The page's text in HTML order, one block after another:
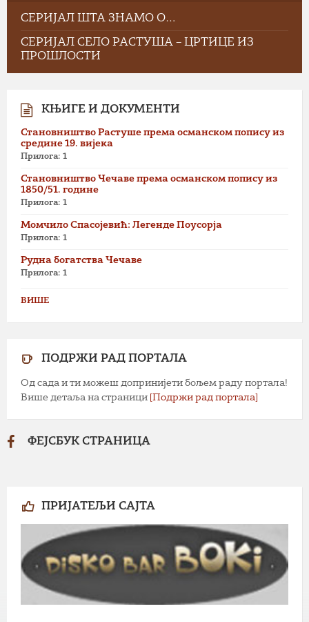
СЕРИЈАЛ ШТА ЗНАМО О…
СЕРИЈАЛ СЕЛО РАСТУША – ЦРТИЦЕ ИЗ
ПРОШЛОСТИ
КЊИГЕ И ДОКУМЕНТИ
Становништво Растуше према османском попису из
средине 19. вијека
Прилога: 1
Становништво Чечаве према османском попису из
1850/51. године
Прилога: 1
Момчило Спасојевић: Легенде Поусорја
Прилога: 1
Рудна богатства Чечаве
Прилога: 1
ВИШЕ
ПОДРЖИ РАД ПОРТАЛА
Од сада и ти можеш допринијети бољем раду портала!
Више детаља на страници [Подржи рад портала]
ФЕЈСБУК СТРАНИЦА
ПРИЈАТЕЉИ САЈТА